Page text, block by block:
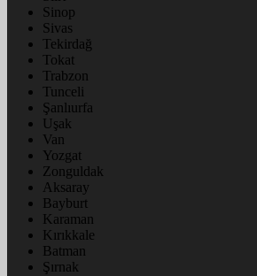
Sinop
Sivas
Tekirdağ
Tokat
Trabzon
Tunceli
Şanlıurfa
Uşak
Van
Yozgat
Zonguldak
Aksaray
Bayburt
Karaman
Kırıkkale
Batman
Şırnak